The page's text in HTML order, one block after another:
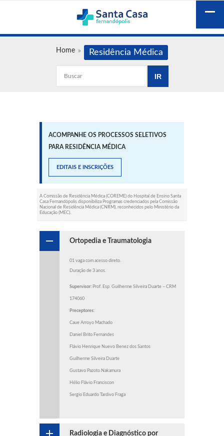
Home Residência Médica
ACOMPANHE OS PROCESSOS SELETIVOS
PARA RESIDÊNCIA MÉDICA
EDITAIS E INSCRIÇÕES
A Comissão de Residência Médica (COREME) do Hospital de Ensino Santa
Casa Fernandópolis disponibiliza Programas credenciados pela Comissão
Nacional de Residência Médica (CNRM), reconhecidos pelo Ministério da
Educação (MEC).
Ortopedia e Traumatologia
01 vaga com acesso direto.
Duração de 3 anos.
Supervisor: Prof. Esp. Guilherme Silveira Duarte – CRM
174060
Preceptores:
Caue Arroyo Machado
Daniel Brito Fernandes
Flávio Henrique Nuevo Benez dos Santos
Guilherme Silveira Duarte
Gustavo Pazoto Nakamura
Hélio Flávio Franciscon
Sergio Eduardo Tardivo Fraga
Radiologia e Diagnóstico por